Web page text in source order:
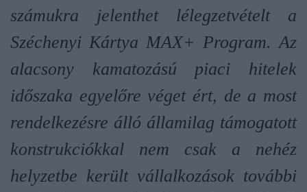
számukra jelenthet lélegzetvételt a
Széchenyi Kártya MAX+ Program. Az
alacsony kamatozású piaci hitelek
időszaka egyelőre véget ért, de a most
rendelkezésre álló államilag támogatott
konstrukciókkal nem csak a nehéz
helyzetbe került vállalkozások további